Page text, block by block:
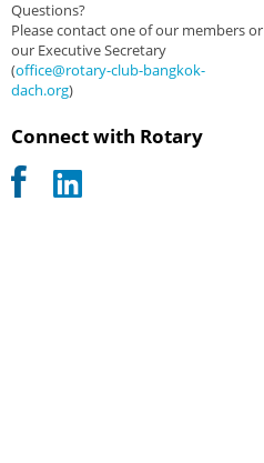
Questions?
Please contact one of our members or
our Executive Secretary
(office@rotary-club-bangkok-
dach.org)
Connect with Rotary